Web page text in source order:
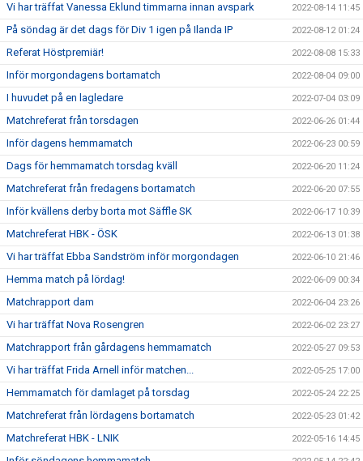
Vi har träffat Vanessa Eklund timmarna innan avspark 2022-08-14 11:45
På söndag är det dags för Div 1 igen på Ilanda IP 2022-08-12 01:24
Referat Höstpremiär! 2022-08-08 15:33
Inför morgondagens bortamatch 2022-08-04 09:00
I huvudet på en lagledare 2022-07-04 03:09
Matchreferat från torsdagen 2022-06-26 01:44
Inför dagens hemmamatch 2022-06-23 00:59
Dags för hemmamatch torsdag kväll 2022-06-20 11:24
Matchreferat från fredagens bortamatch 2022-06-20 07:55
Inför kvällens derby borta mot Säffle SK 2022-06-17 10:39
Matchreferat HBK - ÖSK 2022-06-13 01:38
Vi har träffat Ebba Sandström inför morgondagen 2022-06-10 21:46
Hemma match på lördag! 2022-06-09 00:34
Matchrapport dam 2022-06-04 23:26
Vi har träffat Nova Rosengren 2022-06-02 23:27
Matchrapport från gårdagens hemmamatch 2022-05-27 09:53
Vi har träffat Frida Arnell inför matchen... 2022-05-25 17:00
Hemmamatch för damlaget på torsdag 2022-05-24 22:25
Matchreferat från lördagens bortamatch 2022-05-23 01:42
Matchreferat HBK - LNIK 2022-05-16 14:45